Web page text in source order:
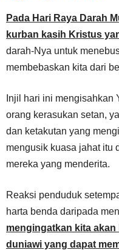
Pada Hari Raya Darah
kurban kasih Kristus
darah-Nya untuk
membebaskan kita dari
Injil hari ini mengisahkan
orang kerasukan setan,
dan ketakutan yang
mengusik kuasa jahat itu
mereka yang menderita.
Reaksi penduduk
harta benda daripada
mengingatkan kita akan
duniawi yang dapat